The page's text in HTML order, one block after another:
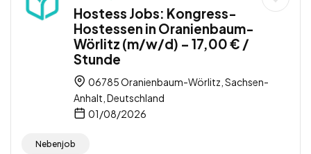
Hostess Jobs: Kongress-
Hostessen in Oranienbaum-
Wörlitz (m/w/d) – 17,00 € /
Stunde
06785 Oranienbaum-Wörlitz, Sachsen-
Anhalt, Deutschland
01/08/2026
Nebenjob